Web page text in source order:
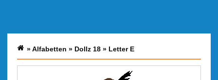
»Alfabetten » Dollz 18 » Letter E